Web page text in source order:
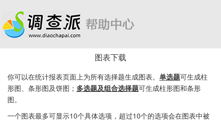
图表下载
你可以在统计报表页面上为所有选择题生成图表。 单选题可生成柱
形图、条形图及饼图； 多选题及组合选择题可生成柱形图和条形
图。
一个图表最多可显示10个具体选项，超过10个的选项会在图表中被